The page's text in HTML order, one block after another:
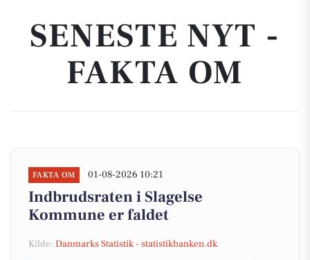
SENESTE NYT -
FAKTA OM
FAKTA OM 01-08-2026 10:21
Indbrudsraten i Slagelse
Kommune er faldet
Kilde: Danmarks Statistik - statistikbanken.dk